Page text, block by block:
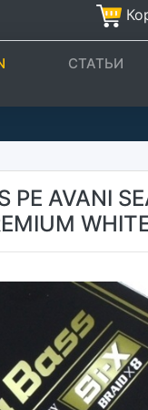
СТАТЬИ
AVANI